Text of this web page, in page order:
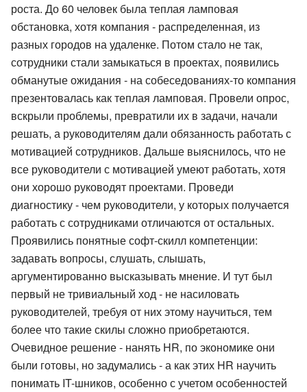
роста. До 60 человек была теплая ламповая
обстановка, хотя компания - распределенная, из
разных городов на удаленке. Потом стало не так,
сотрудники стали замыкаться в проектах, появились
обманутые ожидания - на собеседованиях-то компания
презентовалась как теплая ламповая. Провели опрос,
вскрыли проблемы, превратили их в задачи, начали
решать, а руководителям дали обязанность работать с
мотивацией сотрудников. Дальше выяснилось, что не
все руководители с мотивацией умеют работать, хотя
они хорошо руководят проектами. Проведи
диагностику - чем руководители, у которых получается
работать с сотрудниками отличаются от остальных.
Проявились понятные софт-скилл компетенции:
задавать вопросы, слушать, слышать,
аргументированно высказывать мнение. И тут был
первый не тривиальный ход - не насиловать
руководителей, требуя от них этому научиться, тем
более что такие скилы сложно приобретаются.
Очевидное решение - нанять HR, по экономике они
были готовы, но задумались - а как этих HR научить
понимать IT-шников, особенно с учетом особенностей